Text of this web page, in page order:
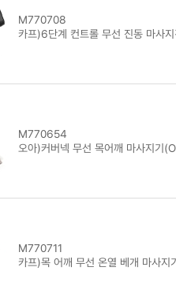
M770708
카프)6단계 컨트롤 무선 진동 마사
M770654
오아)커버넥 무선 목어깨 마사지기
M770711
카프)목 어깨 무선 온열 베개 마사